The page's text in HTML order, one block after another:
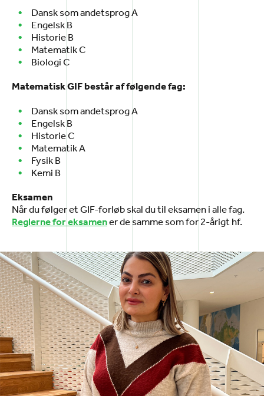
Dansk som andetsprog A
Engelsk B
Historie B
Matematik C
Biologi C
Matematisk GIF består af følgende fag:
Dansk som andetsprog A
Engelsk B
Historie C
Matematik A
Fysik B
Kemi B
Eksamen
Når du følger et GIF-forløb skal du til eksamen i alle fag.
Reglerne for eksamener de samme som for 2-årigt hf.